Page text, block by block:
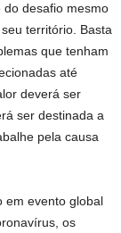
desafio mesmo
território. Basta
que tenham
até
deverá ser
ser destinada a
pela causa
em evento global
os